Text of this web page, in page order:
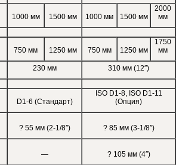
1000 мм 1500 мм 1000 мм 1500 мм
2000
мм
750 мм 1250 мм 750 мм 1250 мм
1750
мм
230 мм 310 мм (12″)
D1-6 (Стандарт)
ISO D1-8, ISO D1-11
(Опция)
? 55 мм (2-1/8″) ? 85 мм (3-1/8″)
— ? 105 мм (4″)